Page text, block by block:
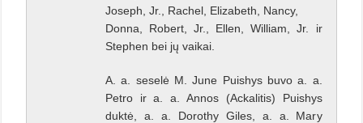
Joseph, Jr., Rachel, Elizabeth, Nancy,
Donna, Robert, Jr., Ellen, William, Jr. ir
Stephen bei jų vaikai.
A. a. seselė M. June Puishys buvo a. a.
Petro ir a. a. Annos (Ackalitis) Puishys
duktė, a. a. Dorothy Giles, a. a. Mary